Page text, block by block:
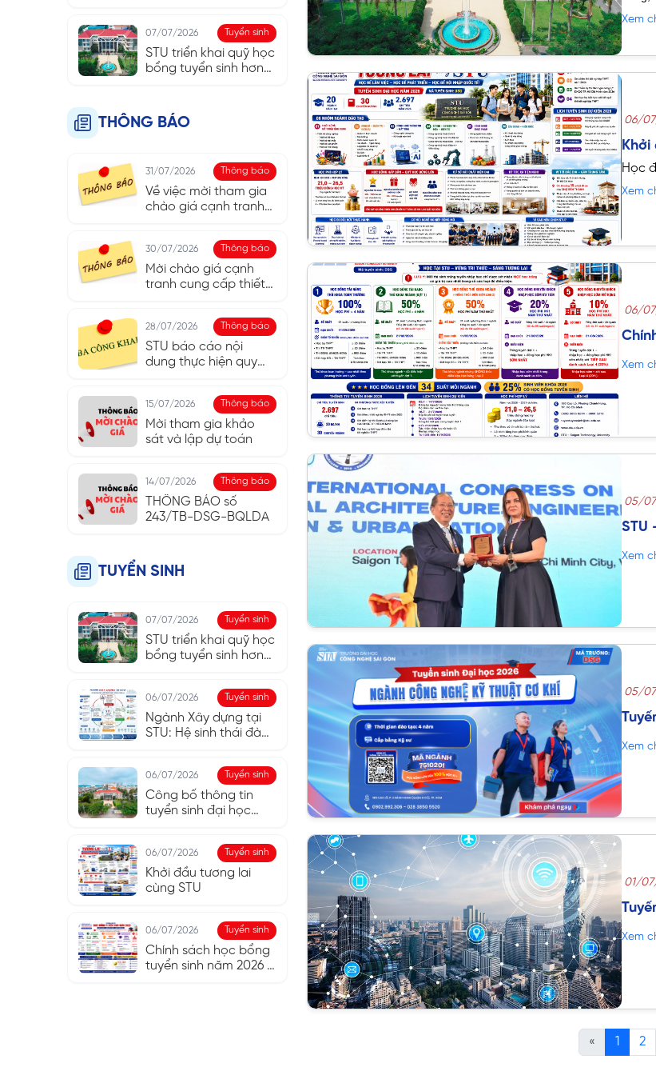
07/07/2026 Tuyển sinh
STU triển khai quỹ học
bổng tuyển sinh hơn
THÔNG BÁO
31/07/2026 Thông báo
Về việc mời tham gia
chào giá cạnh tranh
Ký túc xá Trường Đại
học Công nghệ Sài
Gòn”
30/07/2026 Thông báo
Mời chào giá cạnh
tranh cung cấp thiết
nghiệm Hệ thống
nhúng của Khoa Điện
- Điện tử
28/07/2026 Thông báo
STU báo cáo nội
dung thực hiện quy
học 2025 - 2026
15/07/2026 Thông báo
Mời tham gia khảo
sát và lập dự toán
14/07/2026 Thông báo
THÔNG BÁO số
243/TB-DSG-BQLDA
TUYỂN SINH
07/07/2026 Tuyển sinh
STU triển khai quỹ học
bổng tuyển sinh hơn
06/07/2026 Tuyển sinh
Ngành Xây dựng tại
STU: Hệ sinh thái đào
06/07/2026 Tuyển sinh
Công bố thông tin
tuyển sinh đại học
Đại học Công nghệ
Sài Gòn
06/07/2026 Tuyển sinh
Khởi đầu tương lai
cùng STU
06/07/2026 Tuyển sinh
Chính sách học bổng
tuyển sinh năm 2026 –
đại
Xem
06/
Khởi
Học
Xem
06/
Xem
05/
STU
cầu
Xem
05/
Xem
01/
Xem
« 1 2